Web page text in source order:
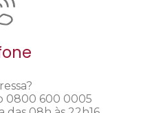
0800 600 0005